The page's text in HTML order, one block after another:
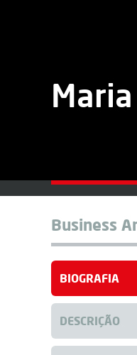
Business
BIOGRAFIA
DESCRIÇÃO